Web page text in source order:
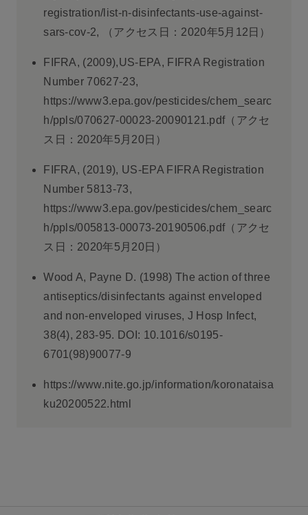
registration/list-n-disinfectants-use-against-
sars-cov-2, （アクセス日：2020年5月12日）
FIFRA, (2009),US-EPA, FIFRA Registration
Number 70627-23,
https://www3.epa.gov/pesticides/chem_searc
h/ppls/070627-00023-20090121.pdf（アクセ
ス日：2020年5月20日）
FIFRA, (2019), US-EPA FIFRA Registration
Number 5813-73,
https://www3.epa.gov/pesticides/chem_searc
h/ppls/005813-00073-20190506.pdf（アクセ
ス日：2020年5月20日）
Wood A, Payne D. (1998) The action of three
antiseptics/disinfectants against enveloped
and non-enveloped viruses, J Hosp Infect,
38(4), 283-95. DOI: 10.1016/s0195-
6701(98)90077-9
https://www.nite.go.jp/information/koronataisa
ku20200522.html